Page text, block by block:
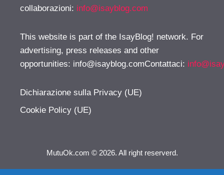
collaborazioni: info@isayblog.com
This website is part of the IsayBlog! network. For
advertising, press releases and other
opportunities: info@isayblog.comContattaci:
Dichiarazione sulla Privacy (UE)
Cookie Policy (UE)
MutuOk.com © 2026. All right reserverd.